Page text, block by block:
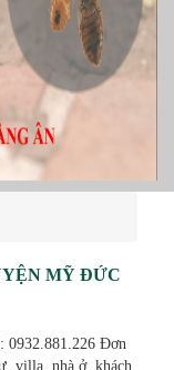
MỸ ĐỨC
0932.881.226 Đơn
villa, nhà ở, khách